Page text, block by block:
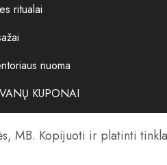
ritualai
nuoma
KUPONAI
MB. Kopijuoti ir platinti